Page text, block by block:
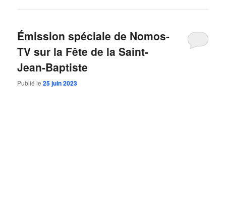
Émission spéciale de Nomos-
TV sur la Fête de la Saint-
Jean-Baptiste
Publié le25 juin 2023